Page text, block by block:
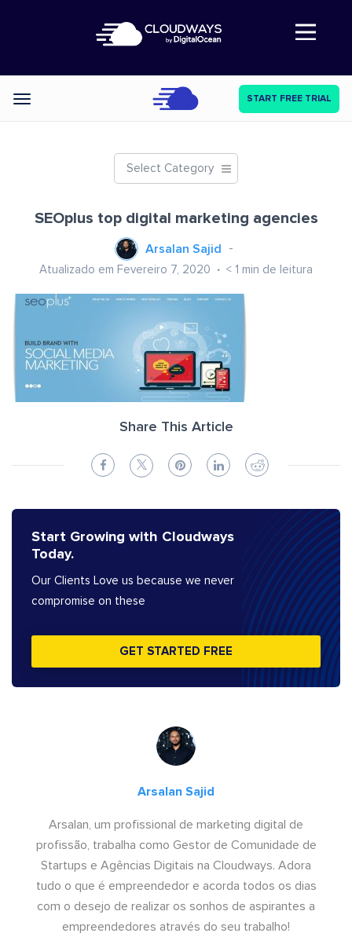
Abre a navegação
Categories START FREE TRIAL
Select Category
SEOplus top digital marketing agencies
Arsalan Sajid
Atualizado em Fevereiro 7, 2020 < 1 min de leitura
Share This Article
Start Growing with Cloudways
Today.
Our Clients Love us because we never
compromise on these
GET STARTED FREE
Arsalan Sajid
Arsalan, um profissional de marketing digital de
profissão, trabalha como Gestor de Comunidade de
Startups e Agências Digitais na Cloudways. Adora
tudo o que é empreendedor e acorda todos os dias
com o desejo de realizar os sonhos de aspirantes a
empreendedores através do seu trabalho!